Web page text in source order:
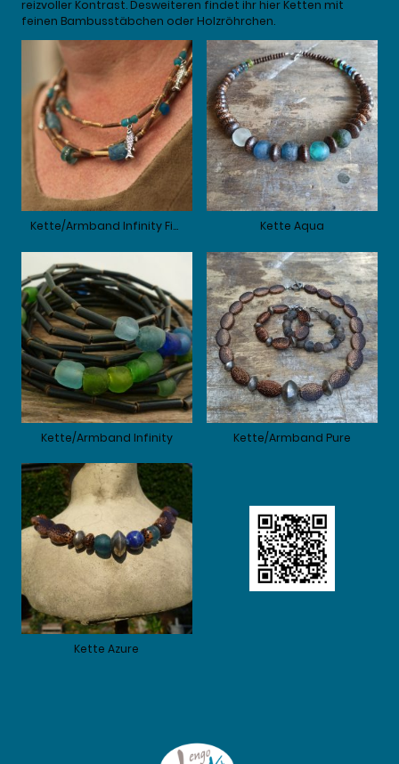
reizvoller Kontrast. Desweiteren findet ihr hier Ketten mit
feinen Bambusstäbchen oder Holzröhrchen.
Kette/Armband Infinity Fisch Kette Aqua
Kette/Armband Infinity Kette/Armband Pure
Kette Azure